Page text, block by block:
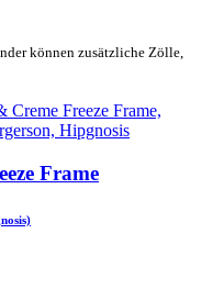
können zusätzliche Zölle,
Frame